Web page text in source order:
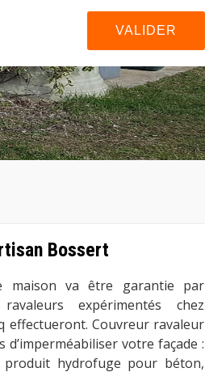
Bossert
maison va être garantie par
expérimentés chez
effectueront. Couvreur ravaleur
votre façade :
produit hydrofuge pour béton,